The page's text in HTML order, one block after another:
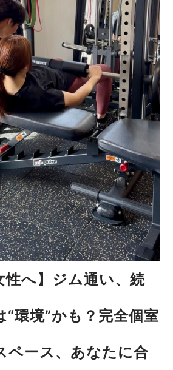
性へ】ジム通い、続
“環境”かも？完全個室
ペース、あなたに合